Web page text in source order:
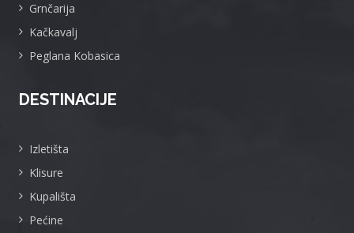
Grnčarija
Kačkavalj
Peglana Kobasica
DESTINACIJE
Izletišta
Klisure
Kupališta
Pećine